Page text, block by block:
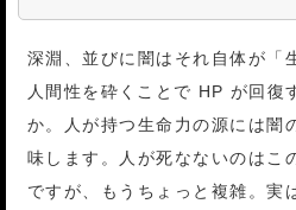
深淵、並びに闇はそれ自体が「
人間性を砕くことで HP が回復
か。人が持つ生命力の源には闇
味します。人が死なないのは
ですが、もうちょっと複雑。実